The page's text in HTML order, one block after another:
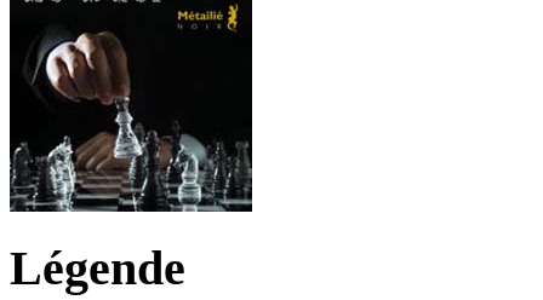
Légende